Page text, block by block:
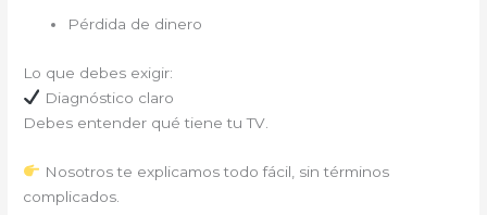
Pérdida de dinero
Lo que debes exigir:
Diagnóstico claro
Debes entender qué tiene tu TV.
Nosotros te explicamos todo fácil, sin términos
complicados.